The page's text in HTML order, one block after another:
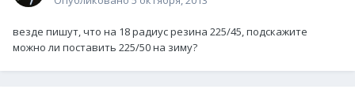
везде пишут, что на 18 радиус резина 225/45, подскажите
можно ли поставить 225/50 на зиму?